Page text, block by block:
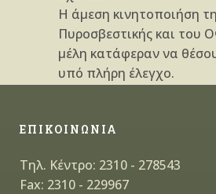
Η άμεση κινητοποιήση
Πυροσβεστικής και του
μέλη κατάφεραν να
υπό πλήρη έλεγχο.
ΕΠΙΚΟΙΝΩΝΙΑ
Τηλ. Κέντρο: 2310 - 278543
Fax: 2310 - 229967